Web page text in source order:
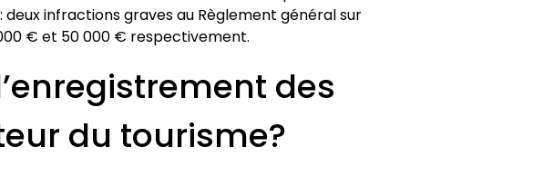
infractions graves au Règlement général sur
€ et 50 000 € respectivement.
des
du tourisme?